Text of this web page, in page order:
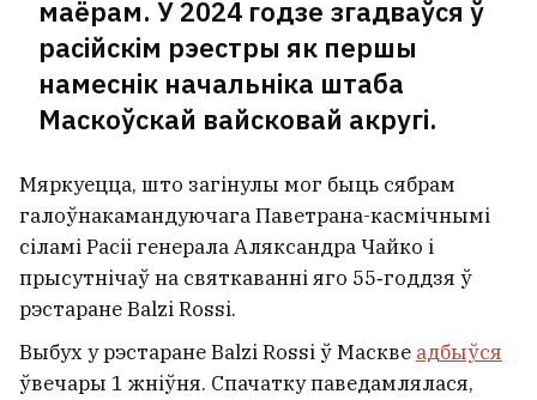
маёрам. У 2024 годзе згадваўся ў
расійскім рэестры як першы
намеснік начальніка штаба
Маскоўскай вайсковай акругі.
Мяркуецца, што загінулы мог быць сябрам
галоўнакамандуючага Паветрана-касмічнымі
сіламі Расіі генерала Аляксандра Чайко і
прысутнічаў на святкаванні яго 55‑годдзя ў
рэстаране Balzi Rossi.
Выбух у рэстаране Balzi Rossi ў Маскве адбыўся
ўвечары 1 жніўня. Спачатку паведамлялася,
Буяны беларускі рэцыдывіст
разбіў камеру відэаназірання ў
расійскім СІЗА
1